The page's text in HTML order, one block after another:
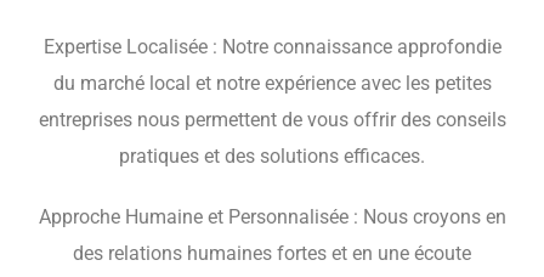
Expertise Localisée : Notre connaissance approfondie
du marché local et notre expérience avec les petites
entreprises nous permettent de vous offrir des conseils
pratiques et des solutions efficaces.
Approche Humaine et Personnalisée : Nous croyons en
des relations humaines fortes et en une écoute